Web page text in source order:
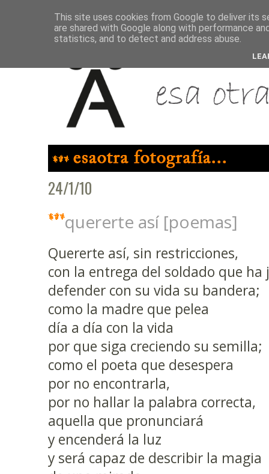
24/1/10
quererte así [poemas]
Quererte así, sin restricciones,
con la entrega del soldado que ha
defender con su vida su bandera;
como la madre que pelea
día a día con la vida
por que siga creciendo su semilla;
como el poeta que desespera
por no encontrarla,
por no hallar la palabra correcta,
aquella que pronunciará
y encenderá la luz
y será capaz de describir la magia
This site uses cookies from Google to deliver its
are shared with Google along with performance
statistics, and to detect and address abuse.